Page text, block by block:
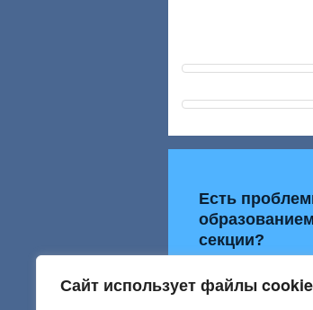
Сайт использует файлы
Есть
секции?